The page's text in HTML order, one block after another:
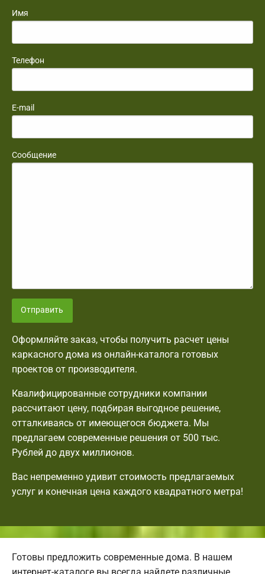
Имя
Телефон
E-mail
Сообщение
Отправить
Оформляйте заказ, чтобы получить расчет цены
каркасного дома из онлайн-каталога готовых
проектов от производителя.
Квалифицированные сотрудники компании
рассчитают цену, подбирая выгодное решение,
отталкиваясь от имеющегося бюджета. Мы
предлагаем современные решения от 500 тыс.
Рублей до двух миллионов.
Вас непременно удивит стоимость предлагаемых
услуг и конечная цена каждого квадратного метра!
Готовы предложить современные дома. В нашем
интернет-каталоге вы всегда найдете различные